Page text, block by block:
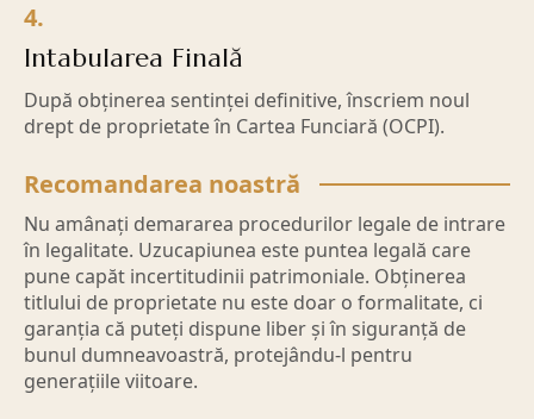
4.
Intabularea Finală
După obținerea sentinței definitive, înscriem noul
drept de proprietate în Cartea Funciară (OCPI).
Recomandarea noastră
Nu amânați demararea procedurilor legale de intrare
în legalitate. Uzucapiunea este puntea legală care
pune capăt incertitudinii patrimoniale. Obținerea
titlului de proprietate nu este doar o formalitate, ci
garanția că puteți dispune liber și în siguranță de
bunul dumneavoastră, protejându-l pentru
generațiile viitoare.